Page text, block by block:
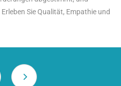
Sie Qualität, Empathie und